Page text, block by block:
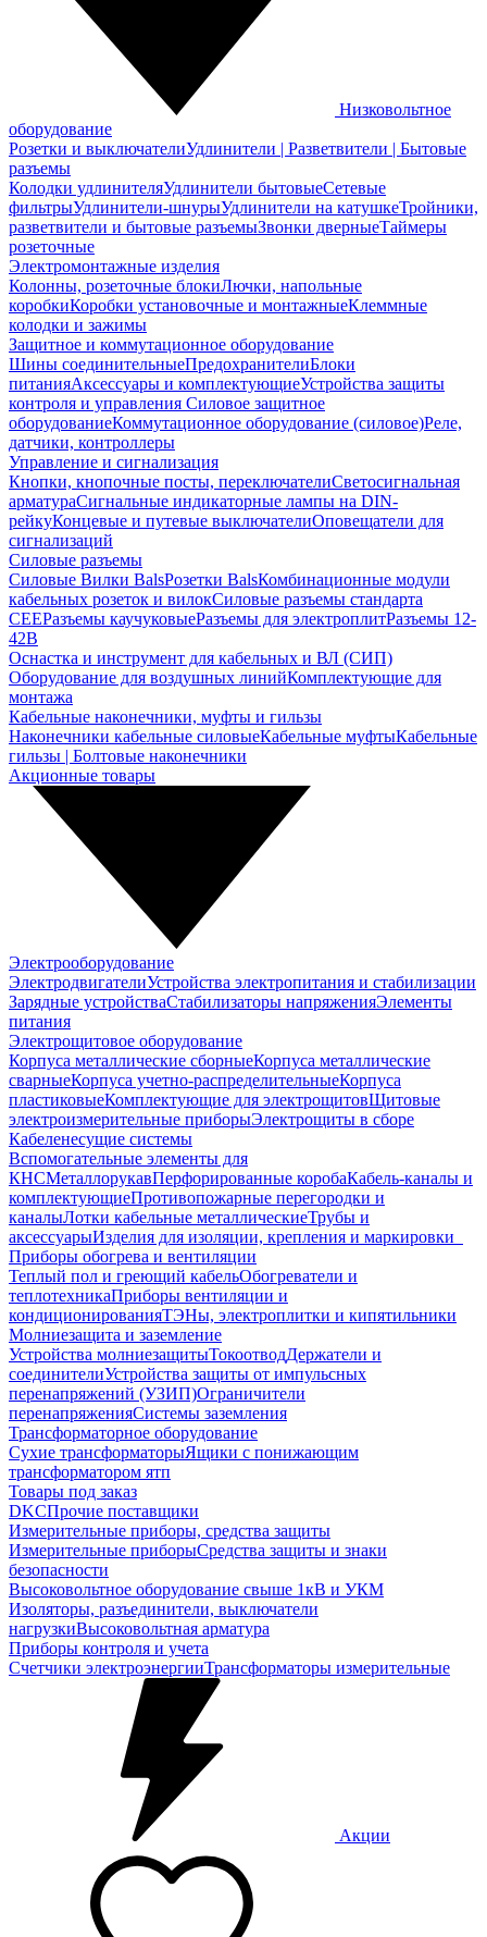
Низковольтное
оборудование
Розетки и выключателиУдлинители | Разветвители | Бытовые
разъемы
Колодки удлинителяУдлинители бытовыеСетевые
фильтрыУдлинители-шнурыУдлинители на катушкеТройники,
разветвители и бытовые разъемыЗвонки дверныеТаймеры
розеточные
Электромонтажные изделия
Колонны, розеточные блокиЛючки, напольные
коробкиКоробки установочные и монтажныеКлеммные
колодки и зажимы
Защитное и коммутационное оборудование
Шины соединительныеПредохранителиБлоки
питанияАксессуары и комплектующиеУстройства защиты
контроля и управления Силовое защитное
оборудованиеКоммутационное оборудование (силовое)Реле,
датчики, контроллеры
Управление и сигнализация
Кнопки, кнопочные посты, переключателиСветосигнальная
арматураСигнальные индикаторные лампы на DIN-
рейкуКонцевые и путевые выключателиОповещатели для
сигнализаций
Силовые разъемы
Силовые Вилки BalsРозетки BalsКомбинационные модули
кабельных розеток и вилокСиловые разъемы стандарта
CEEРазъемы каучуковыеРазъемы для электроплитРазъемы 12-
42В
Оснастка и инструмент для кабельных и ВЛ (СИП)
Оборудование для воздушных линийКомплектующие для
монтажа
Кабельные наконечники, муфты и гильзы
Наконечники кабельные силовыеКабельные муфтыКабельные
гильзы | Болтовые наконечники
Акционные товары
Электрооборудование
ЭлектродвигателиУстройства электропитания и стабилизации
Зарядные устройстваСтабилизаторы напряженияЭлементы
питания
Электрощитовое оборудование
Корпуса металлические сборныеКорпуса металлические
сварныеКорпуса учетно-распределительныеКорпуса
пластиковыеКомплектующие для электрощитовЩитовые
электроизмерительные приборыЭлектрощиты в сборе
Кабеленесущие системы
Вспомогательные элементы для
КНСМеталлорукавПерфорированные коробаКабель-каналы и
комплектующиеПротивопожарные перегородки и
каналыЛотки кабельные металлическиеТрубы и
аксессуарыИзделия для изоляции, крепления и маркировки
Приборы обогрева и вентиляции
Теплый пол и греющий кабельОбогреватели и
теплотехникаПриборы вентиляции и
кондиционированияТЭНы, электроплитки и кипятильники
Молниезащита и заземление
Устройства молниезащитыТокоотводДержатели и
соединителиУстройства защиты от импульсных
перенапряжений (УЗИП)Ограничители
перенапряженияСистемы заземления
Трансформаторное оборудование
Сухие трансформаторыЯщики с понижающим
трансформатором ятп
Товары под заказ
DKCПрочие поставщики
Измерительные приборы, средства защиты
Измерительные приборыСредства защиты и знаки
безопасности
Высоковольтное оборудование свыше 1кВ и УКМ
Изоляторы, разъединители, выключатели
нагрузкиВысоковольтная арматура
Приборы контроля и учета
Счетчики электроэнергииТрансформаторы измерительные
Акции